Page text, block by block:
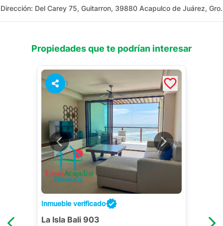
Dirección: Del Carey 75, Guitarron, 39880 Acapulco de Juárez, Gro.
Propiedades que te podrían interesar
1
Inmueble verificado
La Isla Bali 903